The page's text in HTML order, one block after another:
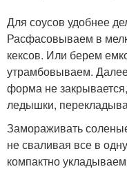
Для соусов удобнее
Расфасовываем в
кексов. Или берем
утрамбовываем.
форма не
ледышки,
Замораживать
не сваливая все в
компактно